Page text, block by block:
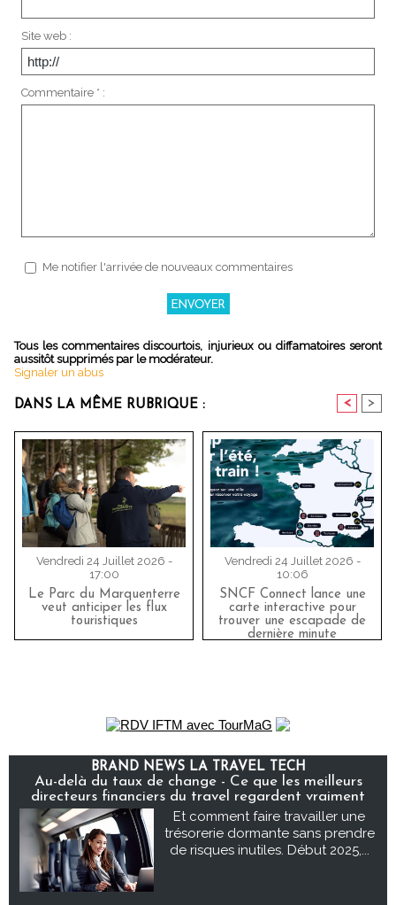
Site web :
Commentaire * :
Me notifier l'arrivée de nouveaux commentaires
Tous les commentaires discourtois, injurieux ou diffamatoires seront
aussitôt supprimés par le modérateur.
Signaler un abus
DANS LA MÊME RUBRIQUE : < >
Vendredi 24 Juillet 2026 -
17:00
Le Parc du Marquenterre
veut anticiper les flux
touristiques
Vendredi 24 Juillet 2026 -
10:06
SNCF Connect lance une
carte interactive pour
trouver une escapade de
dernière minute
BRAND NEWS LA TRAVEL TECH
Au-delà du taux de change - Ce que les meilleurs
directeurs financiers du travel regardent vraiment
Et comment faire travailler une
trésorerie dormante sans prendre
de risques inutiles. Début 2025,...